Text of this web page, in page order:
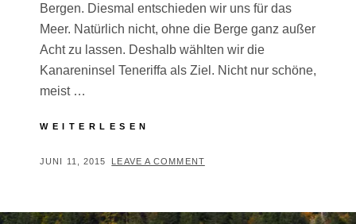
Bergen. Diesmal entschieden wir uns für das
Meer. Natürlich nicht, ohne die Berge ganz außer
Acht zu lassen. Deshalb wählten wir die
Kanareninsel Teneriffa als Ziel. Nicht nur schöne,
meist …
WEITERLESEN
2015
POSTED
JUNI 11, 2015 BY
T
LEAVE A COMMENT